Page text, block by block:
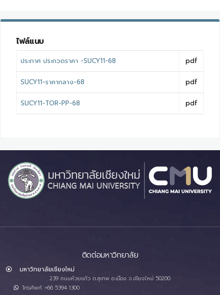
ไฟล์แนบ
ประกาศ ประกวดราคา -SUCY11-68 pdf
SUCY11-ราคากลาง-68 pdf
SUCY11-TOR-PP-68 pdf
ติดต่อมหาวิทยาลัย
มหาวิทยาลัยเชียงใหม่
239 ถนนห้วยแก้ว ต.สุเทพ อ.เมือง จ.เชียงใหม่ 50200
โทรศัพท์ :+66 5394 1300